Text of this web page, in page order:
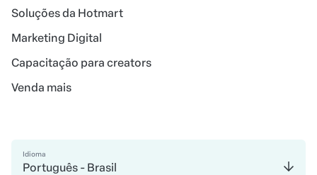
Soluções da Hotmart
Marketing Digital
Capacitação para creators
Venda mais
Idioma
Português - Brasil